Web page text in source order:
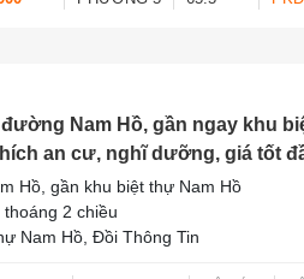
Nam Hồ, gần ngay khu
an cư, nghĩ dưỡng, giá tốt
Hồ, gần khu biệt thự Nam Hồ
2 chiều
Nam Hồ, Đồi Thông Tin